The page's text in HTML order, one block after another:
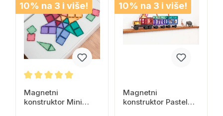
10% na 3 i više!
Magnetni
konstruktor Mini
10% na 3 i više!
Magnetni
konstruktor Pastel